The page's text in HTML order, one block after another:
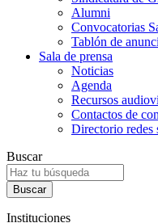
Alumni
Convocatorias
Tablón de
Sala de prensa
Noticias
Agenda
Recursos
Contactos de
Directorio redes
Buscar
Instituciones